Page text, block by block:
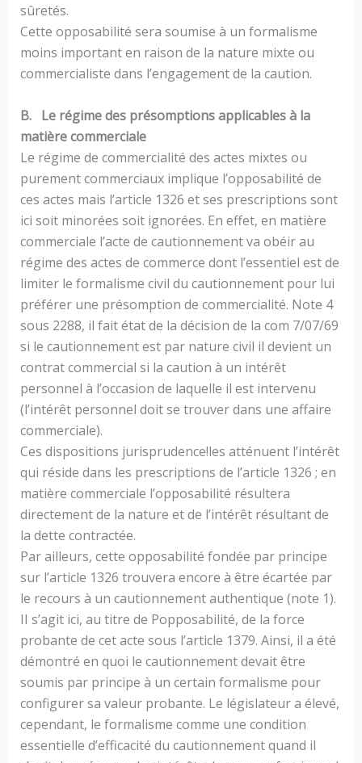
sûretés.
Cette opposabilité sera soumise à un formalisme
moins important en raison de la nature mixte ou
commercialiste dans l’engagement de la caution.
B. Le régime des présomptions applicables à la
matière commerciale
Le régime de commercialité des actes mixtes ou
purement commerciaux implique l’opposabilité de
ces actes mais l’article 1326 et ses prescriptions sont
ici soit minorées soit ignorées. En effet, en matière
commerciale l’acte de cautionnement va obéir au
régime des actes de commerce dont l’essentiel est de
limiter le formalisme civil du cautionnement pour lui
préférer une présomption de commercialité. Note 4
sous 2288, il fait état de la décision de la com 7/07/69
si le cautionnement est par nature civil il devient un
contrat commercial si la caution à un intérêt
personnel à l’occasion de laquelle il est intervenu
(l’intérêt personnel doit se trouver dans une affaire
commerciale).
Ces dispositions jurisprudence!les atténuent l’intérêt
qui réside dans les prescriptions de l’article 1326 ; en
matière commerciale l’opposabilité résultera
directement de la nature et de l’intérêt résultant de
la dette contractée.
Par ailleurs, cette opposabilité fondée par principe
sur l’article 1326 trouvera encore à être écartée par
le recours à un cautionnement authentique (note 1).
II s’agit ici, au titre de Popposabilité, de la force
probante de cet acte sous l’article 1379. Ainsi, il a été
démontré en quoi le cautionnement devait être
soumis par principe à un certain formalisme pour
configurer sa valeur probante. Le législateur a élevé,
cependant, le formalisme comme une condition
essentielle d’efficacité du cautionnement quand il